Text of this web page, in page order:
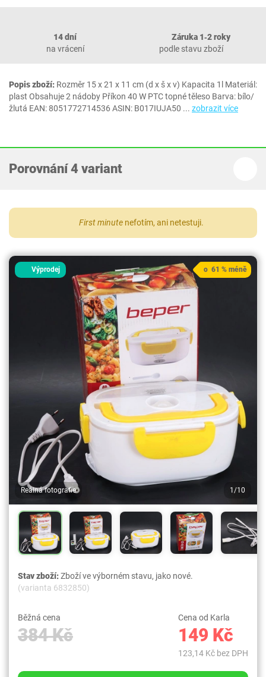
14 dní
na vrácení
Záruka 1‐2 roky
podle stavu zboží
Popis zboží: Rozměr 15 x 21 x 11 cm (d x š x v) Kapacita 1l Materiál:
plast Obsahuje 2 nádoby Příkon 40 W PTC topné těleso Barva: bílo/
žlutá EAN: 8051772714536 ASIN: B017IUJA50 ... zobrazit více
Porovnání 4 variant
First minute nefotím, ani netestuji.
Výprodej
Reálná fotografie 1/10
o 61 % méně
Stav zboží:Zboží ve výborném stavu, jako nové.
(varianta 6832850)
Běžná cena
384 Kč
Cena od Karla
149 Kč
123,14 Kč bez DPH